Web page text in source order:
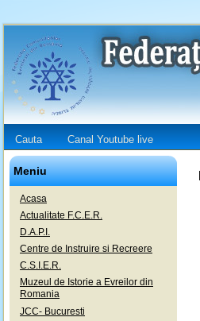
Cauta Canal Youtube live
Meniu
Acasa
Actualitate F.C.E.R.
D.A.P.I.
Centre de Instruire si Recreere
C.S.I.E.R.
Muzeul de Istorie a Evreilor din
Romania
JCC- Bucuresti